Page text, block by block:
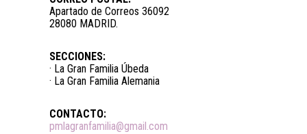
Apartado de Correos 36092
28080 MADRID.
SECCIONES:
· La Gran Familia Úbeda
· La Gran Familia Alemania
CONTACTO:
pmlagranfamilia@gmail.com